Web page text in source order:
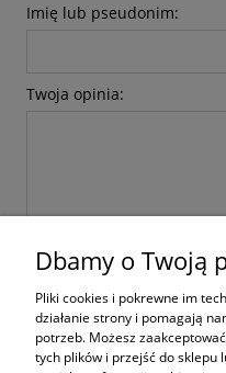
Imię lub pseudonim:
Twoja opinia:
Dbamy o Twoją
Pliki cookies i pokrewne im
działanie strony i pomagają
potrzeb. Możesz
tych plików i przejść do sklepu